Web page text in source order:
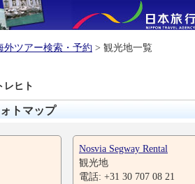
外ツアー検索・予約 > 観光地一覧
レヒト
トマップ
Nosvia Segway Rental
観光地
電話: +31 30 707 08 21